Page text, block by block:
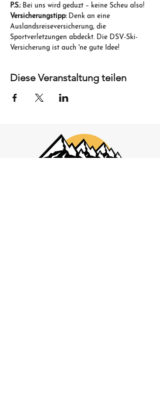
P.S.: Bei uns wird geduzt – keine Scheu also!
Versicherungstipp: Denk an eine
Auslandsreiseversicherung, die
Sportverletzungen abdeckt. Die DSV-Ski-
Versicherung ist auch 'ne gute Idee!
Diese Veranstaltung teilen